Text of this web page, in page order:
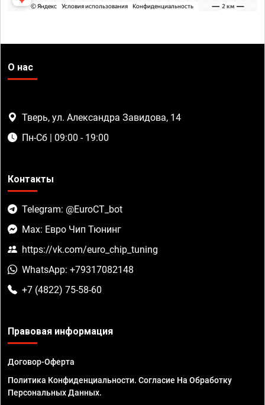
О нас
Тверь, ул. Александра Завидова, 14
Пн-Сб | 09:00 - 19:00
Контакты
Telegram: @EuroCT_bot
Max: Евро Чип Тюнинг
https://vk.com/euro_chip_tuning
WhatsApp: +79317082148
+7 (4822) 75-58-60
Правовая информация
Договор-Оферта
Политика Конфиденциальности. Согласие На Обработку
Персональных Данных.